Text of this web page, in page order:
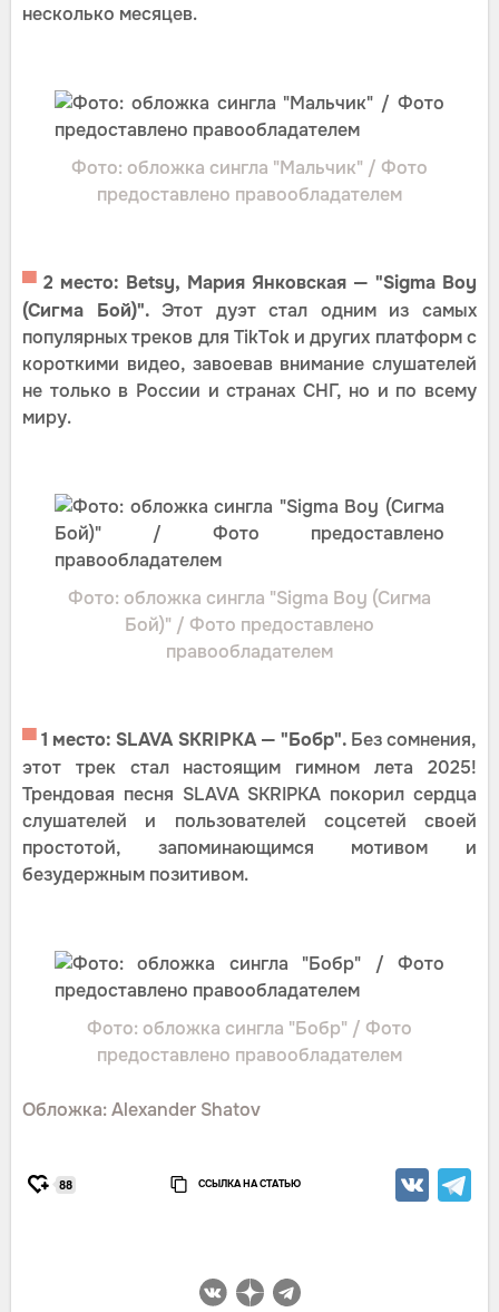
несколько месяцев.
Фото: обложка сингла "Мальчик" / Фото
предоставлено правообладателем
▀ 2 место: Betsy, Мария Янковская — "Sigma Boy
(Сигма Бой)".Этот дуэт стал одним из самых
популярных треков для TikTok и других платформ с
короткими видео, завоевав внимание слушателей
не только в России и странах СНГ, но и по всему
миру.
Фото: обложка сингла "Sigma Boy (Сигма
Бой)" / Фото предоставлено
правообладателем
▀1 место: SLAVA SKRIPKA — "Бобр". Без сомнения,
этот трек стал настоящим гимном лета 2025!
Трендовая песня SLAVA SKRIPKA покорил сердца
слушателей и пользователей соцсетей своей
простотой, запоминающимся мотивом и
безудержным позитивом.
Фото: обложка сингла "Бобр" / Фото
предоставлено правообладателем
Обложка: Alexander Shatov
88 ССЫЛКА НА СТАТЬЮ